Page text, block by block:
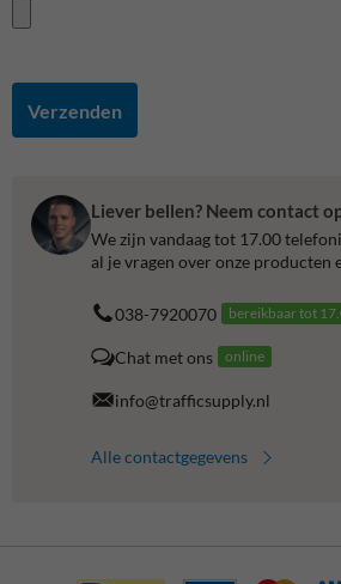
Verzenden
Liever bellen? Neem contact
We zijn vandaag tot 17.00
al je vragen over onze producten
038-7920070 bereikbaar tot
Chat met ons online
info@trafficsupply.nl
Alle contactgegevens